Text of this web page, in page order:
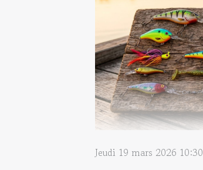
Jeudi 19 mars 2026 10:30